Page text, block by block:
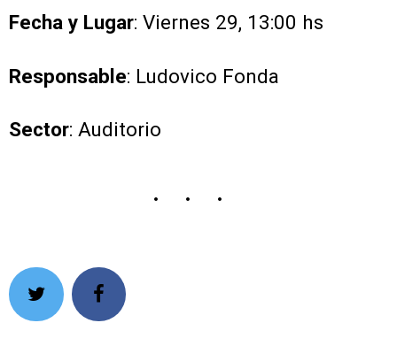
Fecha y Lugar: Viernes 29, 13:00 hs
Responsable: Ludovico Fonda
Sector: Auditorio